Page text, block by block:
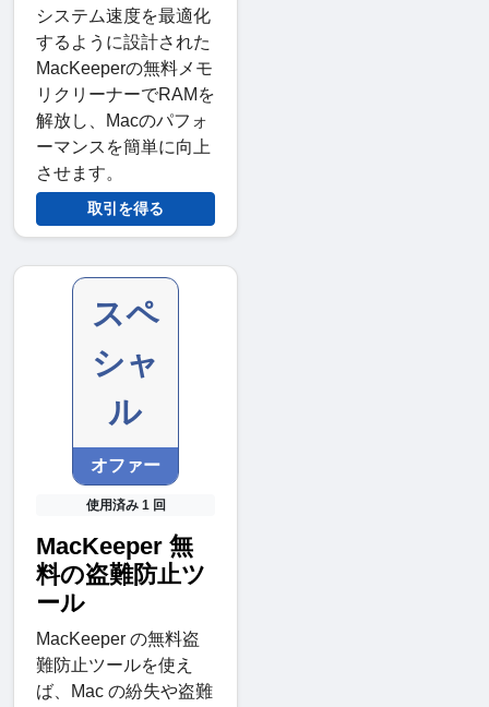
システム速度を最適化
するように設計された
MacKeeperの無料メモ
リクリーナーでRAMを
解放し、Macのパフォ
ーマンスを簡単に向上
させます。
取引を得る
スペ
シャ
ル
オファー
使用済み 1 回
MacKeeper 無
料の盗難防止ツ
ール
MacKeeper の無料盗
難防止ツールを使え
ば、Mac の紛失や盗難